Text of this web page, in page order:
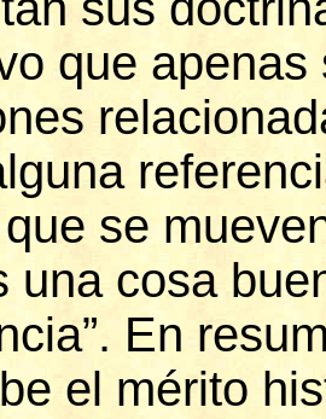
que
se
una cosa
En
el mérito